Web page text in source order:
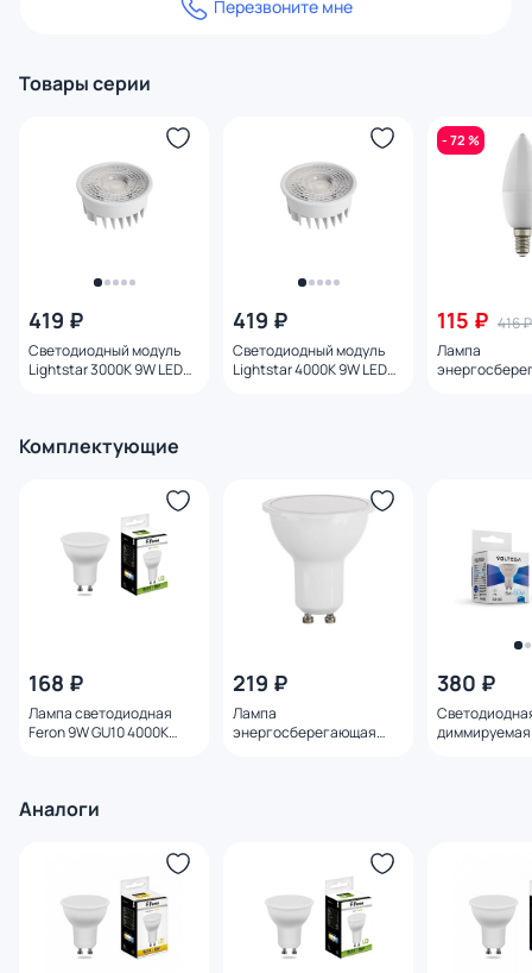
Перезвоните мне
Товары серии
419 ₽
Светодиодный модуль
Lightstar 3000K 9W LED
419 ₽
Светодиодный модуль
Lightstar 4000K 9W LED
- 72 %
115 ₽ 416 ₽
Лампа
Комплектующие
168 ₽
Лампа светодиодная
Feron 9W GU10 4000K
219 ₽
Лампа
энергосберегающая
380 ₽
Аналоги